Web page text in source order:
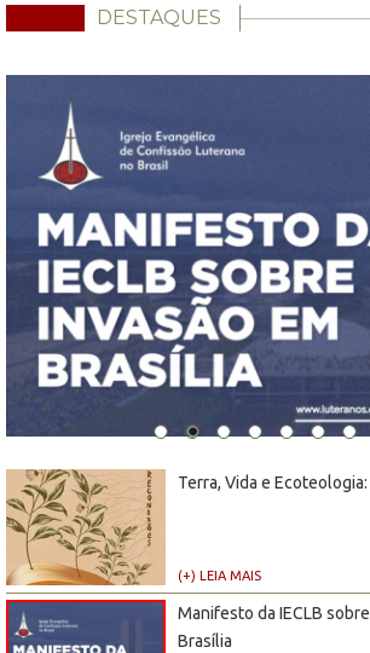
DESTAQUES
Terra, Vida e
(+) LEIA MAIS
Manifesto da IECLB
Brasília